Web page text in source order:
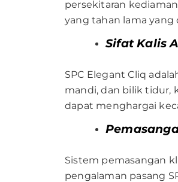
persekitaran
yang tahan lama
Sifat Kalis
SPC Elegant Cliq
mandi, dan bilik tidur,
dapat menghargai
Sistem pemasangan
pengalaman pasang